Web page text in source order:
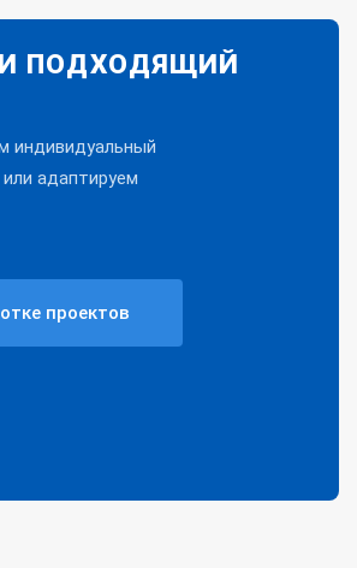
ПОДХОДЯЩИЙ
индивидуальный
адаптируем
проектов